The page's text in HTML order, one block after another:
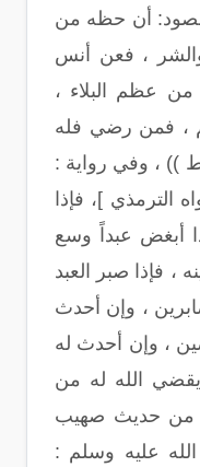
أن حظه من
، فعن أنس
عظم البلاء ،
، فمن رضي فله
)) ، وفي رواية :
]، فإذا
أبغض عبداً وسع
، فإذا صبر العبد
، وإن أحدث
، وإن أحدث له
الله له من
من حديث صهيب
عليه وسلم :